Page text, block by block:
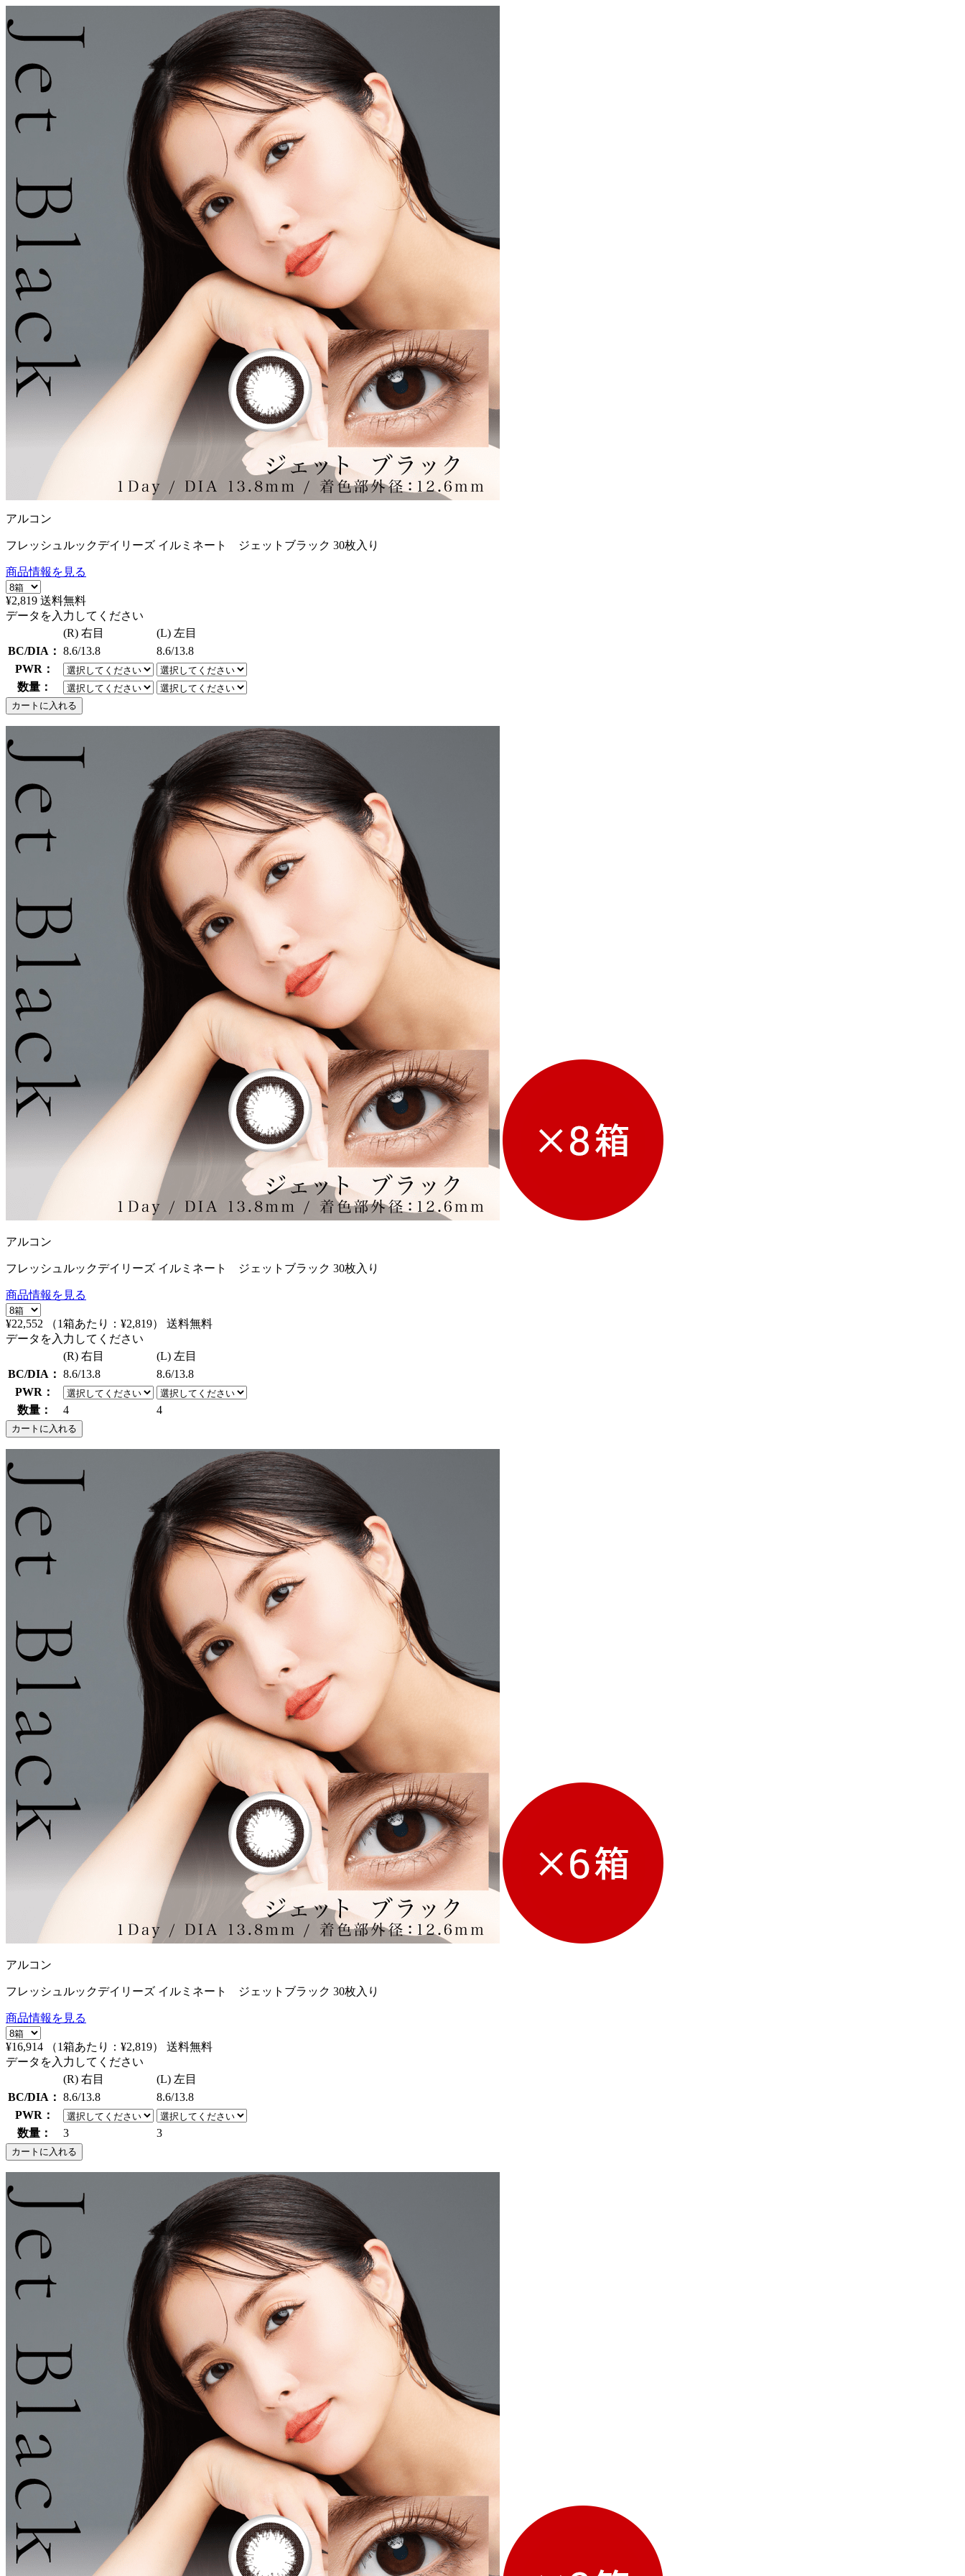
アルコン
フレッシュルックデイリーズ イルミネート ジェットブラック 30枚入り
商品情報を見る
¥2,819 送料無料
データを入力してください
(R) 右目
(L) 左目
BC/DIA： 8.6/13.8
8.6/13.8
PWR：
数量：
カートに入れる
アルコン
フレッシュルックデイリーズ イルミネート ジェットブラック 30枚入り
商品情報を見る
¥22,552 （1箱あたり： ¥2,819）
送料無料
データを入力してください
(R) 右目
(L) 左目
BC/DIA： 8.6/13.8
8.6/13.8
PWR：
数量：
4 4
カートに入れる
アルコン
フレッシュルックデイリーズ イルミネート ジェットブラック 30枚入り
商品情報を見る
¥16,914 （1箱あたり： ¥2,819）
送料無料
データを入力してください
(R) 右目
(L) 左目
BC/DIA： 8.6/13.8
8.6/13.8
PWR：
数量：
3 3
カートに入れる